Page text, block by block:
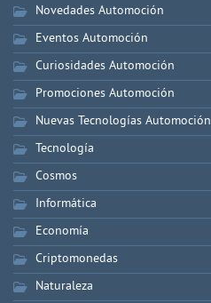
Novedades Automoción
Eventos Automoción
Curiosidades Automoción
Promociones Automoción
Nuevas Tecnologías Automoción
Tecnología
Cosmos
Informática
Economía
Criptomonedas
Naturaleza